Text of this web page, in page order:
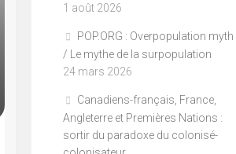
1 août 2026
POP.ORG : Overpopulation myth
/ Le mythe de la surpopulation
24 mars 2026
Canadiens-français, France,
Angleterre et Premières Nations :
sortir du paradoxe du colonisé-